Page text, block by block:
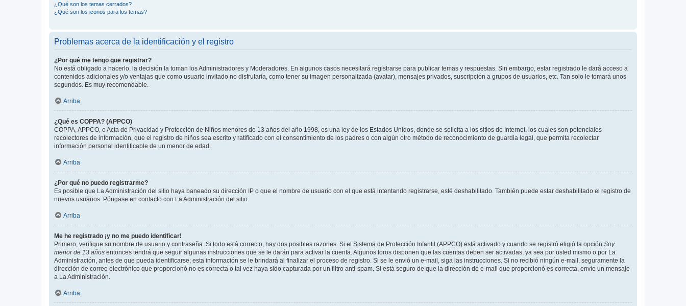
¿Qué son los temas cerrados?
¿Qué son los iconos para los temas?
Problemas acerca de la identificación y el registro
¿Por qué me tengo que registrar?
No está obligado a hacerlo, la decisión la toman los Administradores y Moderadores. En algunos casos necesitará registrarse para publicar temas y respuestas. Sin embargo, estar registrado le dará acceso a
contenidos adicionales y/o ventajas que como usuario invitado no disfrutaría, como tener su imagen personalizada (avatar), mensajes privados, suscripción a grupos de usuarios, etc. Tan solo le tomará unos
segundos. Es muy recomendable.
Arriba
¿Qué es COPPA? (APPCO)
COPPA, APPCO, o Acta de Privacidad y Protección de Niños menores de 13 años del año 1998, es una ley de los Estados Unidos, donde se solicita a los sitios de Internet, los cuales son potenciales
recolectores de información, que el registro de niños sea escrito y ratificado con el consentimiento de los padres o con algún otro método de reconocimiento de guardia legal, que permita recolectar
información personal identificable de un menor de edad.
Arriba
¿Por qué no puedo registrarme?
Es posible que La Administración del sitio haya baneado su dirección IP o que el nombre de usuario con el que está intentando registrarse, esté deshabilitado. También puede estar deshabilitado el registro de
nuevos usuarios. Póngase en contacto con La Administración del sitio.
Arriba
Me he registrado ¡y no me puedo identificar!
Primero, verifique su nombre de usuario y contraseña. Si todo está correcto, hay dos posibles razones. Si el Sistema de Protección Infantil (APPCO) está activado y cuando se registró eligió la opción Soy
menor de 13 años entonces tendrá que seguir algunas instrucciones que se le darán para activar la cuenta. Algunos foros disponen que las cuentas deben ser activadas, ya sea por usted mismo o por La
Administración, antes de que pueda identificarse; esta información se le brindará al finalizar el proceso de registro. Si se le envió un e-mail, siga las instrucciones. Si no recibió ningún e-mail, seguramente la
dirección de correo electrónico que proporcionó no es correcta o tal vez haya sido capturada por un filtro anti-spam. Si está seguro de que la dirección de e-mail que proporcionó es correcta, envíe un mensaje
a La Administración.
Arriba